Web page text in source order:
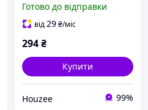
Kobalt Remington для
різання деревини
Готово до відправки
від29₴/міс
294₴
Купити
Houzee 99%